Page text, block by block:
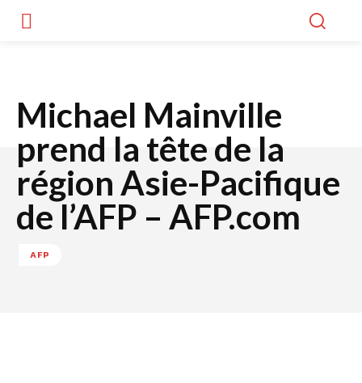
Michael Mainville
prend la tête de la
région Asie-Pacifique
de l’AFP – AFP.com
AFP